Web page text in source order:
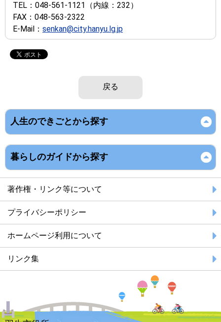
TEL： 048-561-1121
（内線：232）
FAX： 048-563-2322
E-Mail： senkan@city.hanyu.lg.jp
戻る
人生のできごとから探す
暮らしのガイドから探す
著作権・リンク等について
プライバシーポリシー
ホームページ利用について
リンク集